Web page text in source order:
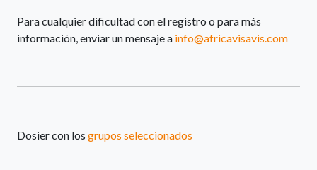
Para cualquier dificultad con el registro o para más
información, enviar un mensaje a info@africavisavis.com
Dosier con los grupos seleccionados